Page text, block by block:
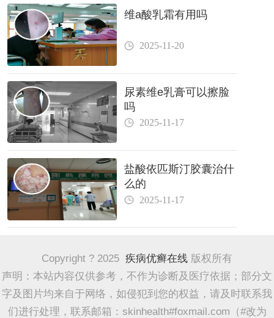
维a酸乳霜有用吗
2025-11-20
尿素维e乳膏可以擦脸
吗
2025-11-17
盐酸依匹斯汀胶囊治什
么的
2025-11-17
Copyright ? 2025 疾病优癣在线 版权所有
声明：本站内容仅供参考，不作为诊断及医疗依据；部分文
字及图片均来自于网络，如侵犯到您的权益，请及时联系我
们进行处理，联系邮箱：skinhealth#foxmail.com（#改为